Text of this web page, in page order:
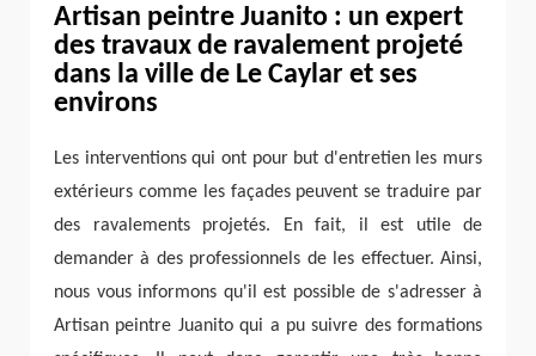
Artisan peintre Juanito : un expert
des travaux de ravalement projeté
dans la ville de Le Caylar et ses
environs
Les interventions qui ont pour but d'entretien les murs
extérieurs comme les façades peuvent se traduire par
des ravalements projetés. En fait, il est utile de
demander à des professionnels de les effectuer. Ainsi,
nous vous informons qu'il est possible de s'adresser à
Artisan peintre Juanito qui a pu suivre des formations